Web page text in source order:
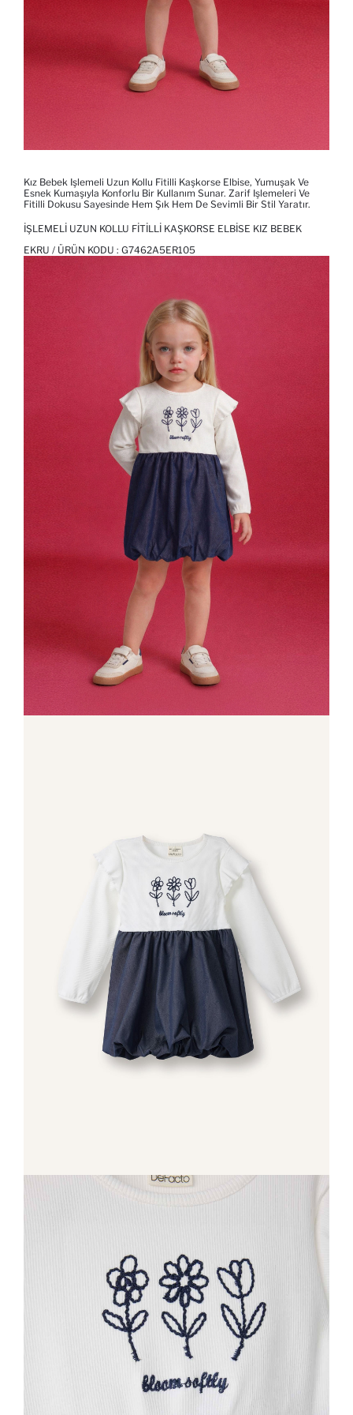
Kız Bebek Işlemeli Uzun Kollu Fitilli Kaşkorse Elbise, Yumuşak Ve
Esnek Kumaşıyla Konforlu Bir Kullanım Sunar. Zarif Işlemeleri Ve
Fitilli Dokusu Sayesinde Hem Şık Hem De Sevimli Bir Stil Yaratır.
İŞLEMELI UZUN KOLLU FITILLI KAŞKORSE ELBISE KIZ BEBEK
EKRU / ÜRÜN KODU : G7462A5ER105